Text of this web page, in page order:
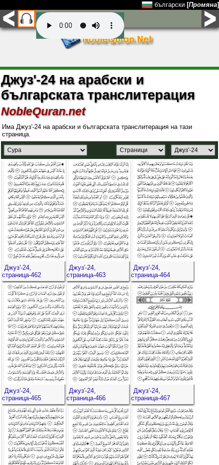
български [Промяна]
Джуз'-24 на арабски и
българската транслитерация
NobleQuran.net
Има Джуз'-24 на арабски и българската транслитерация на тази
страница.
Джуз'-24,
страница-462
Джуз'-24,
страница-463
Джуз'-24,
страница-464
Джуз'-24,
страница-465
Джуз'-24,
страница-466
Джуз'-24,
страница-467